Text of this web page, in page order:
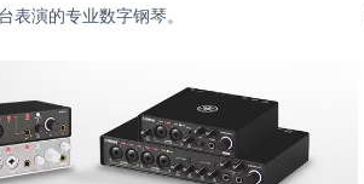
表演的专业数字钢琴。